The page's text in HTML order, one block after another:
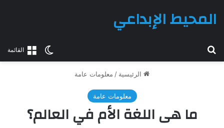
القائمةالوضع
المحيط الإبداعي
الرئيسية / معلومات عامة
معلومات عامة
ما هى اللغة الأم في العالم؟